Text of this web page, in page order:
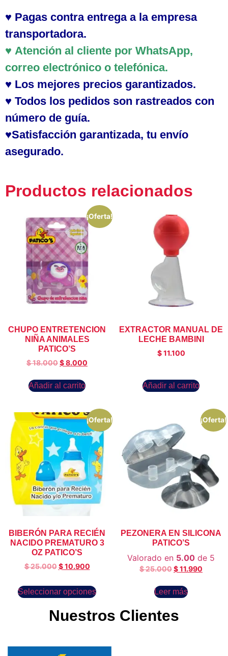
♥ Pagas contra entrega a la empresa
transportadora.
♥ Atención al cliente por WhatsApp,
correo electrónico o telefónica.
♥ Los mejores precios garantizados.
♥ Todos los pedidos son rastreados con
número de guía.
♥Satisfacción garantizada, tu envío
asegurado.
Productos relacionados
¡Oferta!
CHUPO ENTRETENCION
NIÑA ANIMALES
PATICO’S
$18.000$8.000
Añadir al carrito
EXTRACTOR MANUAL DE
LECHE BAMBINI
$11.100
Añadir al carrito
¡Oferta!
BIBERÓN PARA RECIÉN
NACIDO PREMATURO 3
OZ PATICO’S
$25.000 $10.900
Seleccionar opciones
¡Oferta!
PEZONERA EN SILICONA
PATICO’S
Valorado en 5.00 de 5
$25.000$11.990
Leer más
Nuestros Clientes